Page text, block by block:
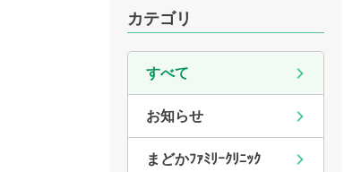
カテゴリ
すべて
お知らせ
まどかﾌｧﾐﾘｰｸﾘﾆｯｸ